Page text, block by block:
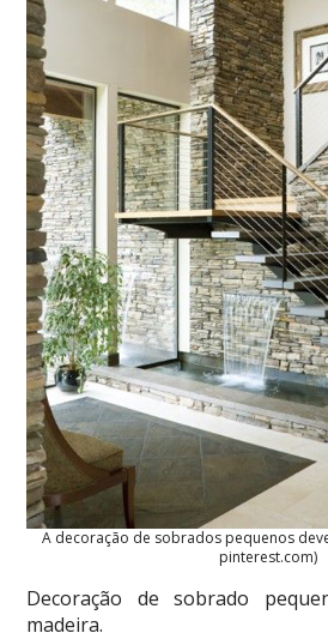
A decoração de sobrados pequenos
pinterest.com)
Decoração de sobrado
madeira.